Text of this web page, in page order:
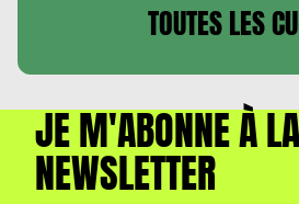
TOUTES LES
JE M'ABONNE À LA
NEWSLETTER